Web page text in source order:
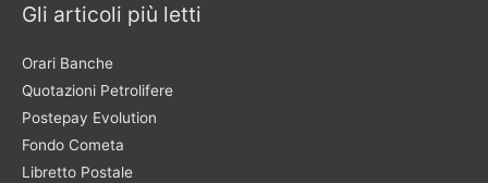
Gli articoli più letti
Orari Banche
Quotazioni Petrolifere
Postepay Evolution
Fondo Cometa
Libretto Postale